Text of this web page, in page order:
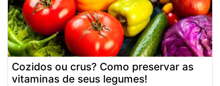
Cozidos ou crus? Como preservar as
vitaminas de seus legumes!